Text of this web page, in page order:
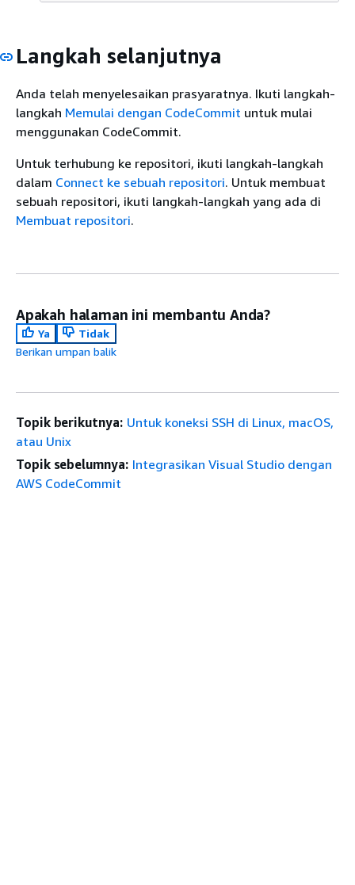
Langkah selanjutnya
Anda telah menyelesaikan prasyaratnya. Ikuti langkah-
langkah Memulai dengan CodeCommit untuk mulai
menggunakan CodeCommit.
Untuk terhubung ke repositori, ikuti langkah-langkah
dalam Connect ke sebuah repositori. Untuk membuat
sebuah repositori, ikuti langkah-langkah yang ada di
Membuat repositori.
Apakah halaman ini membantu Anda?
Ya
Tidak
Berikan umpan balik
Topik berikutnya: Untuk koneksi SSH di Linux, macOS,
atau Unix
Topik sebelumnya: Integrasikan Visual Studio dengan
AWS CodeCommit